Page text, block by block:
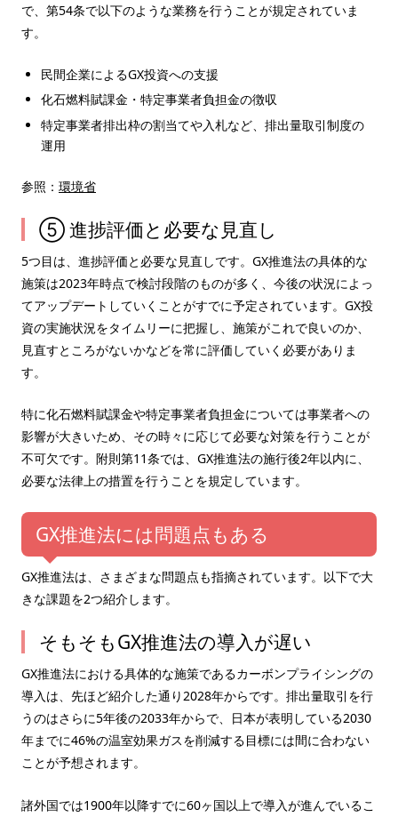
で、第54条で以下のような業務を行うことが規定されていま
す。
民間企業によるGX投資への支援
化石燃料賦課金・特定事業者負担金の徴収
特定事業者排出枠の割当てや入札など、排出量取引制度の
運用
参照： 環境省
⑤ 進捗評価と必要な見直し
5つ目は、進捗評価と必要な見直しです。GX推進法の具体的な
施策は2023年時点で検討段階のものが多く、今後の状況によっ
てアップデートしていくことがすでに予定されています。GX投
資の実施状況をタイムリーに把握し、施策がこれで良いのか、
見直すところがないかなどを常に評価していく必要がありま
す。
特に化石燃料賦課金や特定事業者負担金については事業者への
影響が大きいため、その時々に応じて必要な対策を行うことが
不可欠です。附則第11条では、GX推進法の施行後2年以内に、
必要な法律上の措置を行うことを規定しています。
GX推進法には問題点もある
GX推進法は、さまざまな問題点も指摘されています。以下で大
きな課題を2つ紹介します。
そもそもGX推進法の導入が遅い
GX推進法における具体的な施策であるカーボンプライシングの
導入は、先ほど紹介した通り2028年からです。排出量取引を行
うのはさらに5年後の2033年からで、日本が表明している2030
年までに46%の温室効果ガスを削減する目標には間に合わない
ことが予想されます。
諸外国では1900年以降すでに60ヶ国以上で導入が進んでいるこ